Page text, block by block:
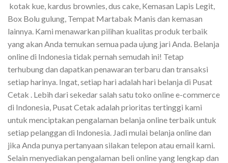
kotak kue, kardus brownies, dus cake, Kemasan Lapis Legit,
Box Bolu gulung, Tempat Martabak Manis dan kemasan
lainnya. Kami menawarkan pilihan kualitas produk terbaik
yang akan Anda temukan semua pada ujung jari Anda. Belanja
online di Indonesia tidak pernah semudah ini! Tetap
terhubung dan dapatkan penawaran terbaru dan transaksi
setiap harinya. Ingat, setiap hari adalah hari belanja di Pusat
Cetak . Lebih dari sekedar salah satu toko online e-commerce
di Indonesia, Pusat Cetak adalah prioritas tertinggi kami
untuk menciptakan pengalaman belanja online terbaik untuk
setiap pelanggan di Indonesia. Jadi mulai belanja online dan
jika Anda punya pertanyaan silakan telepon atau email kami.
Selain menyediakan pengalaman beli online yang lengkap dan